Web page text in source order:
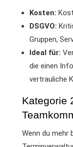
Kosten:
DSGVO:
Gruppen,
Ideal für:
die einen
vertrauliche
Kategorie
Wenn du mehr